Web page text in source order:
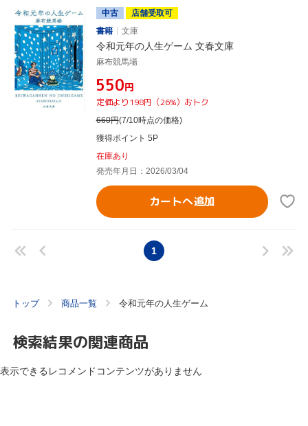
中古
店舗受取可
書籍
文庫
令和元年の人生ゲーム 文春文庫
麻布競馬場
¥550円
定価より198円（26%）おトク
660円(7/10時点の価格)
獲得ポイント 5P
在庫あり
発売年月日：2026/03/04
カートへ追加
1
トップ 商品一覧 令和元年の人生ゲーム
検索結果の関連商品
表示できるレコメンドコンテンツがありません